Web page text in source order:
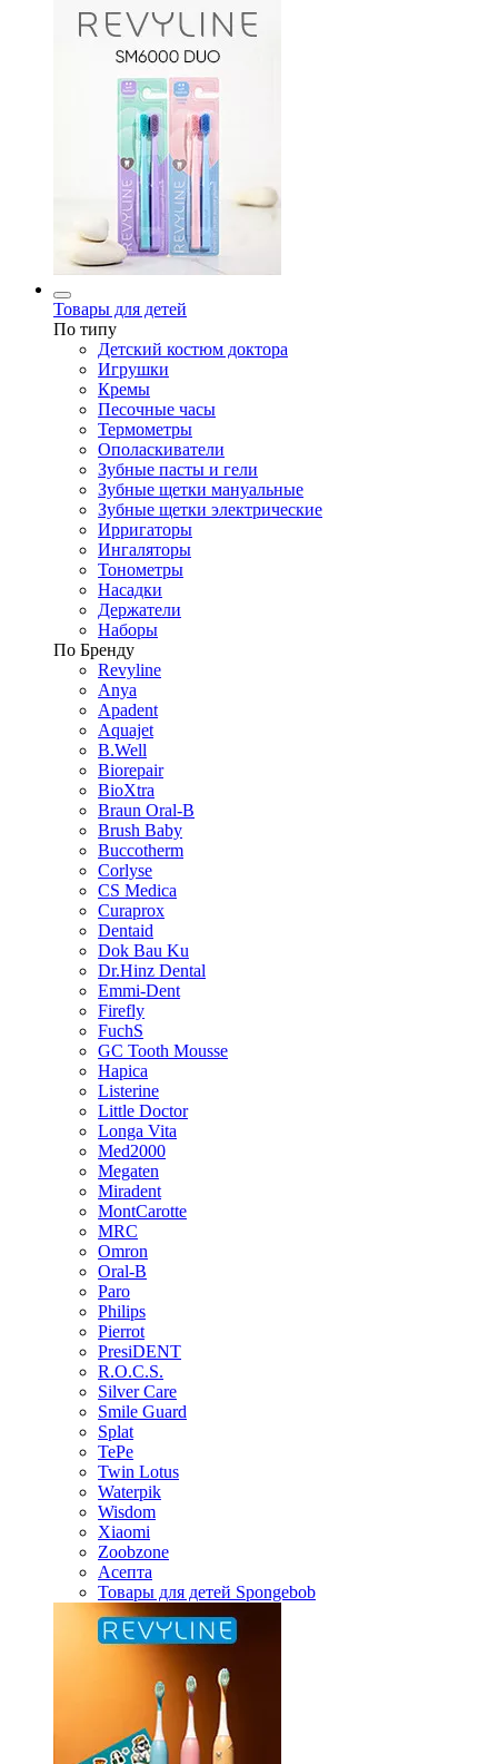
Товары для детей
По типу
Детский костюм доктора
Игрушки
Кремы
Песочные часы
Термометры
Ополаскиватели
Зубные пасты и гели
Зубные щетки мануальные
Зубные щетки электрические
Ирригаторы
Ингаляторы
Тонометры
Насадки
Держатели
Наборы
По Бренду
Revyline
Anya
Apadent
Aquajet
B.Well
Biorepair
BioXtra
Braun Oral-B
Brush Baby
Buccotherm
Corlyse
CS Medica
Curaprox
Dentaid
Dok Bau Ku
Dr.Hinz Dental
Emmi-Dent
Firefly
FuchS
GC Tooth Mousse
Hapica
Listerine
Little Doctor
Longa Vita
Med2000
Megaten
Miradent
MontCarotte
MRC
Omron
Oral-B
Paro
Philips
Pierrot
PresiDENT
R.O.C.S.
Silver Care
Smile Guard
Splat
TePe
Twin Lotus
Waterpik
Wisdom
Xiaomi
Zoobzone
Асепта
Товары для детей Spongebob